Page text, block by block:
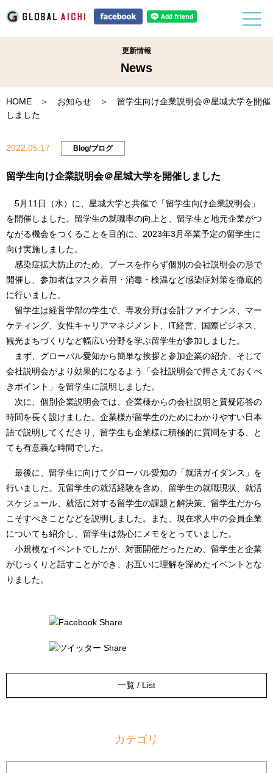
更新情報
News
HOME ＞ お知らせ ＞ 留学生向け企業説明会＠星城大学を開催
しました
2022.05.17 Blog/ブログ
留学生向け企業説明会＠星城大学を開催しました
5月11日（水）に、星城大学と共催で「留学生向け企業説明会」
を開催しました。留学生の就職率の向上と、留学生と地元企業がつ
ながる機会をつくることを目的に、2023年3月卒業予定の留学生に
向け実施しました。
感染症拡大防止のため、ブースを作らず個別の会社説明会の形で
開催し、参加者はマスク着用・消毒・検温など感染症対策を徹底的
に行いました。
留学生は経営学部の学生で、専攻分野は会計ファイナンス、マー
ケティング、女性キャリアマネジメント、IT経営、国際ビジネス、
観光まちづくりなど幅広い分野を学ぶ留学生が参加しました。
まず、グローバル愛知から簡単な挨拶と参加企業の紹介、そして
会社説明会がより効果的になるよう「会社説明会で押さえておくべ
きポイント」を留学生に説明しました。
次に、個別企業説明会では、企業様からの会社説明と質疑応答の
時間を長く設けました。企業様が留学生のためにわかりやすい日本
語で説明してくださり、留学生も企業様に積極的に質問をする、と
ても有意義な時間でした。
最後に、留学生に向けてグローバル愛知の「就活ガイダンス」を
行いました。元留学生の就活経験を含め、留学生の就職現状、就活
スケジュール、就活に対する留学生の課題と解決策、留学生だから
こそすべきことなどを説明しました。また、現在求人中の会員企業
についても紹介し、留学生は熱心にメモをとっていました。
小規模なイベントでしたが、対面開催だったため、留学生と企業
がじっくりと話すことができ、お互いに理解を深めたイベントとな
りました。
一覧 / List
カテゴリ